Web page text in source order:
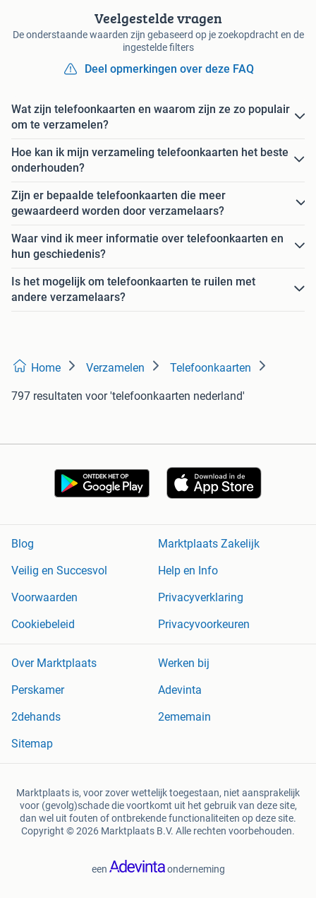
Veelgestelde vragen
De onderstaande waarden zijn gebaseerd op je zoekopdracht en de
ingestelde filters
Deel opmerkingen over deze FAQ
Wat zijn telefoonkaarten en waarom zijn ze zo populair
om te verzamelen?
Hoe kan ik mijn verzameling telefoonkaarten het beste
onderhouden?
Zijn er bepaalde telefoonkaarten die meer
gewaardeerd worden door verzamelaars?
Waar vind ik meer informatie over telefoonkaarten en
hun geschiedenis?
Is het mogelijk om telefoonkaarten te ruilen met
andere verzamelaars?
Home Verzamelen Telefoonkaarten
797 resultaten voor 'telefoonkaarten nederland'
Blog
Marktplaats Zakelijk
Veilig en Succesvol
Help en Info
Voorwaarden
Privacyverklaring
Cookiebeleid
Privacyvoorkeuren
Over Marktplaats
Werken bij
Perskamer
Adevinta
2dehands
2ememain
Sitemap
Marktplaats is, voor zover wettelijk toegestaan, niet aansprakelijk
voor (gevolg)schade die voortkomt uit het gebruik van deze site,
dan wel uit fouten of ontbrekende functionaliteiten op deze site.
Copyright © 2026 Marktplaats B.V. Alle rechten voorbehouden.
een onderneming